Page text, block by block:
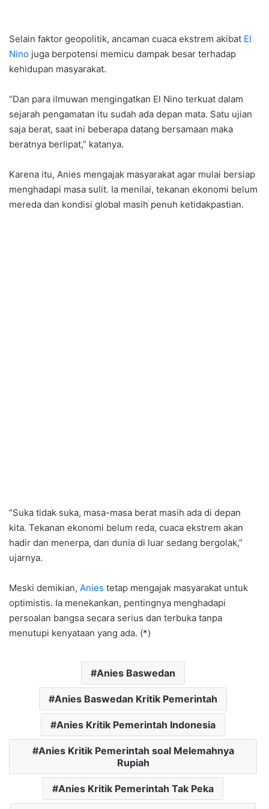
Selain faktor geopolitik, ancaman cuaca ekstrem akibat El
Nino juga berpotensi memicu dampak besar terhadap
kehidupan masyarakat.
“Dan para ilmuwan mengingatkan El Nino terkuat dalam
sejarah pengamatan itu sudah ada depan mata. Satu ujian
saja berat, saat ini beberapa datang bersamaan maka
beratnya berlipat,” katanya.
Karena itu, Anies mengajak masyarakat agar mulai bersiap
menghadapi masa sulit. Ia menilai, tekanan ekonomi belum
mereda dan kondisi global masih penuh ketidakpastian.
“Suka tidak suka, masa-masa berat masih ada di depan
kita. Tekanan ekonomi belum reda, cuaca ekstrem akan
hadir dan menerpa, dan dunia di luar sedang bergolak,”
ujarnya.
Meski demikian, Anies tetap mengajak masyarakat untuk
optimistis. Ia menekankan, pentingnya menghadapi
persoalan bangsa secara serius dan terbuka tanpa
menutupi kenyataan yang ada. (*)
Anies Baswedan
Anies Baswedan Kritik Pemerintah
Anies Kritik Pemerintah Indonesia
Anies Kritik Pemerintah soal Melemahnya
Rupiah
Anies Kritik Pemerintah Tak Peka